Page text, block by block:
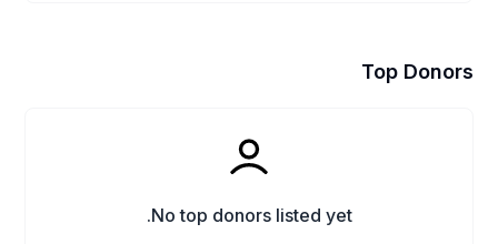
Top Donors
No top donors listed yet.